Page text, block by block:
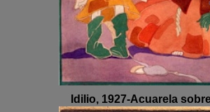
Idilio, 1927-Acuarela